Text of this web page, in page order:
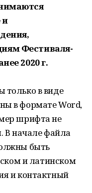
и
Фестиваля-
2020 г.
в виде
в формате Word,
шрифта не
В начале файла
быть
и латинском
и контактный